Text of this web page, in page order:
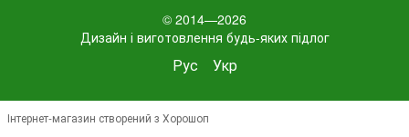
© 2014—2026
Дизайн і виготовлення будь-яких підлог
Рус Укр
Інтернет-магазин створений з Хорошоп